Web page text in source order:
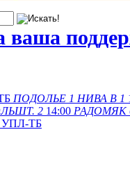
ваша
ПОДОЛЬЕ 1 НИВА В 1
2 14:00 РАДОМЯК
УПЛ-ТБ